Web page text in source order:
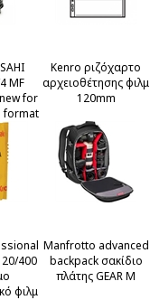
MF
for
format
Kenro ριζόχαρτο
αρχειοθέτησης φιλμ
120mm
400
φιλμ
Manfrotto advanced
backpack σακίδιο
πλάτης GEAR M